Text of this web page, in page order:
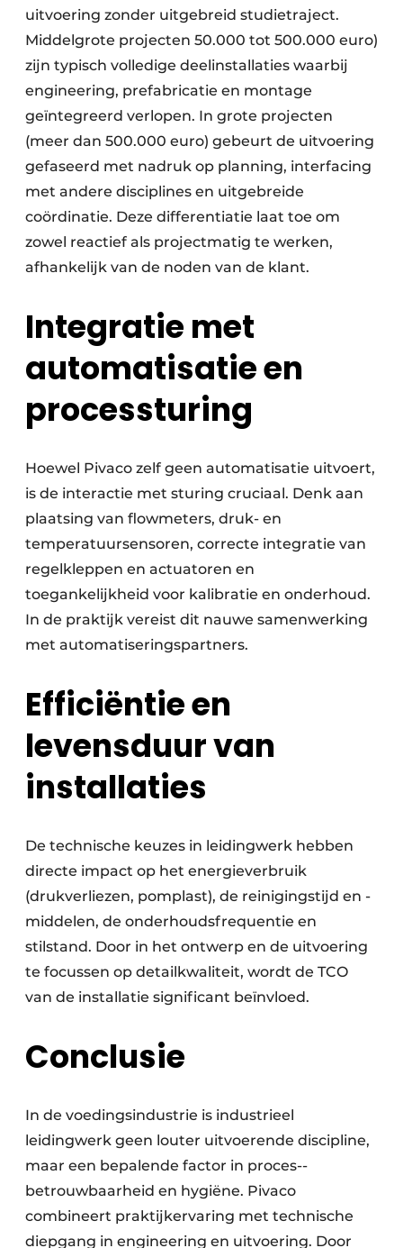
uitvoering zonder uitgebreid studietraject.
Middelgrote projecten 50.000 tot 500.000 euro)
zijn typisch volledige deelinstallaties waarbij
engineering, prefabricatie en montage
geïntegreerd verlopen. In grote projecten
(meer dan 500.000 euro) gebeurt de uitvoering
gefaseerd met nadruk op planning, interfacing
met andere disciplines en uitgebreide
coördinatie. Deze differentiatie laat toe om
zowel reactief als projectmatig te werken,
afhankelijk van de noden van de klant.
Integratie met
automatisatie en
processturing
Hoewel Pivaco zelf geen automatisatie uitvoert,
is de interactie met sturing cruciaal. Denk aan
plaatsing van flowmeters, druk- en
temperatuursensoren, correcte integratie van
regelkleppen en actuatoren en
toegankelijkheid voor kalibratie en onderhoud.
In de praktijk vereist dit nauwe samenwerking
met automatiseringspartners.
Efficiëntie en
levensduur van
installaties
De technische keuzes in leidingwerk hebben
directe impact op het energieverbruik
(drukverliezen, pomplast), de reinigingstijd en -
middelen, de onderhoudsfrequentie en
stilstand. Door in het ontwerp en de uitvoering
te focussen op detailkwaliteit, wordt de TCO
van de installatie significant beïnvloed.
Conclusie
In de voedingsindustrie is industrieel
leidingwerk geen louter uitvoerende discipline,
maar een bepalende factor in proces-­
betrouwbaarheid en hygiëne. Pivaco
combineert praktijkervaring met technische
diepgang in engineering en uitvoering. Door